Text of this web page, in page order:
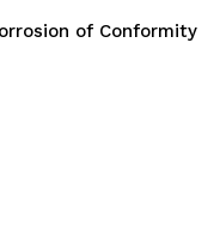
of Conformity